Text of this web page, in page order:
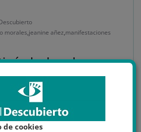
morales,jeanine añez,manifestaciones
luchando a
Bolivia continúa luchando a
Las aguas bajan agitadas en
del
de cookies